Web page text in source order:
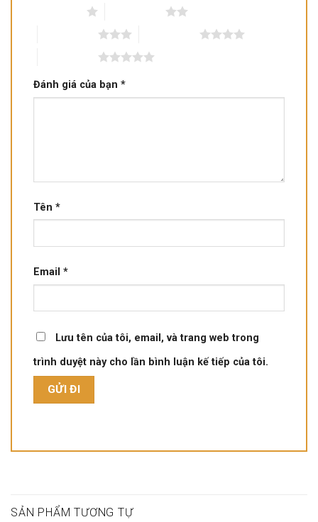
Đánh giá của bạn *
Tên *
Email *
Lưu tên của tôi, email, và trang web trong
trình duyệt này cho lần bình luận kế tiếp của tôi.
SẢN PHẨM TƯƠNG TỰ